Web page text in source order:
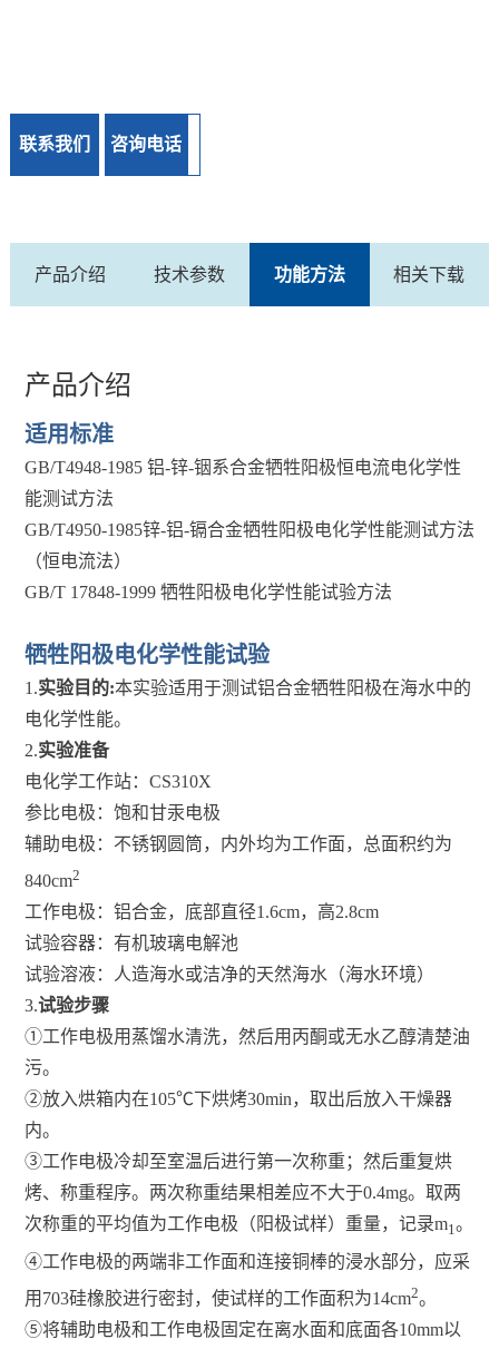
联系我们 咨询电话
产品介绍 技术参数 功能方法 相关下载
产品介绍
适用标准
GB/T4948-1985 铝-锌-铟系合金牺牲阳极恒电流电化学性
能测试方法
GB/T4950-1985锌-铝-镉合金牺牲阳极电化学性能测试方法
（恒电流法）
GB/T 17848-1999 牺牲阳极电化学性能试验方法
牺牲阳极电化学性能试验
1.实验目的:本实验适用于测试铝合金牺牲阳极在海水中的
电化学性能。
2.实验准备
电化学工作站：CS310X
参比电极：饱和甘汞电极
辅助电极：不锈钢圆筒，内外均为工作面，总面积约为
840cm2
工作电极：铝合金，底部直径1.6cm，高2.8cm
试验容器：有机玻璃电解池
试验溶液：人造海水或洁净的天然海水（海水环境）
3.试验步骤
①工作电极用蒸馏水清洗，然后用丙酮或无水乙醇清楚油
污。
②放入烘箱内在105℃下烘烤30min，取出后放入干燥器
内。
③工作电极冷却至室温后进行第一次称重；然后重复烘
烤、称重程序。两次称重结果相差应不大于0.4mg。取两
次称重的平均值为工作电极（阳极试样）重量，记录m1。
④工作电极的两端非工作面和连接铜棒的浸水部分，应采
用703硅橡胶进行密封，使试样的工作面积为14cm2。
⑤将辅助电极和工作电极固定在离水面和底面各10mm以